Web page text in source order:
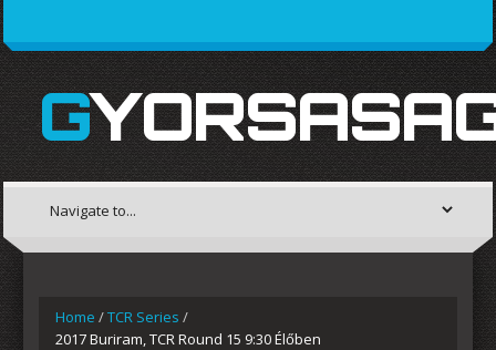
Home /TCR Series /
2017 Buriram, TCR Round 15 9:30 Élőben